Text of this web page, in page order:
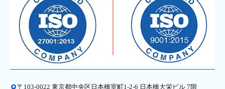
〒103-0022 東京都中央区日本橋室町1-2-6 日本橋大栄ビル 7階